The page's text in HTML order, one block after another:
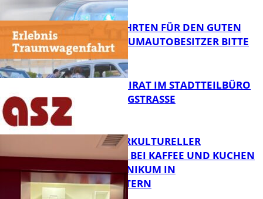
FB News
FB News
SPENDENFAHRTEN FÜR DEN GUTEN
ZWECK – TRAUMAUTOBESITZER BITTE
MELDEN!
FB News
SENIORENBEIRAT IM STADTTEILBÜRO
IN DER KÖNIGSTRASSE
NEUER INTERKULTURELLER
TREFFPUNKT BEI KAFFEE UND KUCHEN
IM PFALZKLINIKUM IN
KAISERSLAUTERN